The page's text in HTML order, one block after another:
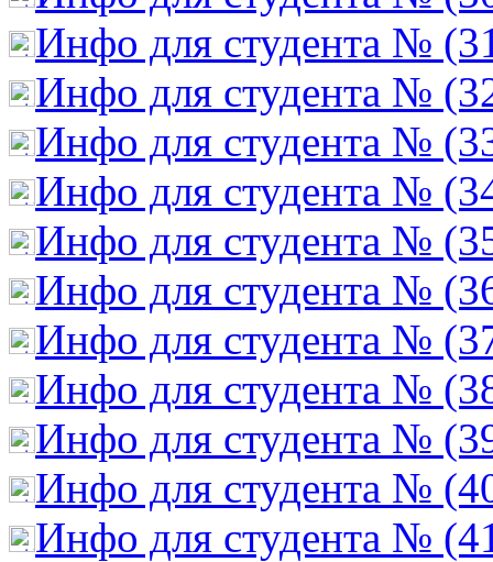
Инфо для студента №
Инфо для студента №
Инфо для студента №
Инфо для студента №
Инфо для студента №
Инфо для студента №
Инфо для студента №
Инфо для студента №
Инфо для студента №
Инфо для студента №
Инфо для студента №